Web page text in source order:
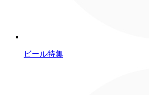
ビール特集